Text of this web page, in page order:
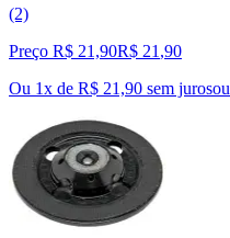
(2)
Preço R$ 21,90R$ 21 ,90
Ou 1x de R$ 21,90 sem jurosou